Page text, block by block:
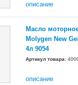
описание
Масло
Molygen New
4л 9054
Артикул товара:
описание